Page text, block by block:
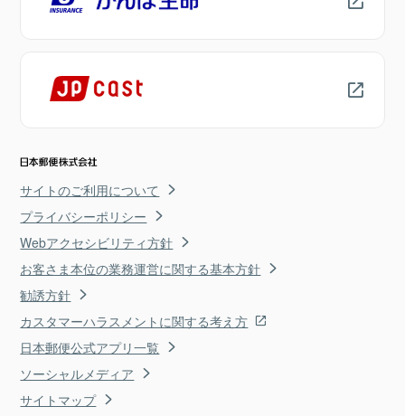
サイトのご利用について
プライバシーポリシー
Webアクセシビリティ方針
お客さま本位の業務運営に関する基本方針
勧誘方針
カスタマーハラスメントに関する考え方
日本郵便公式アプリ一覧
ソーシャルメディア
サイトマップ